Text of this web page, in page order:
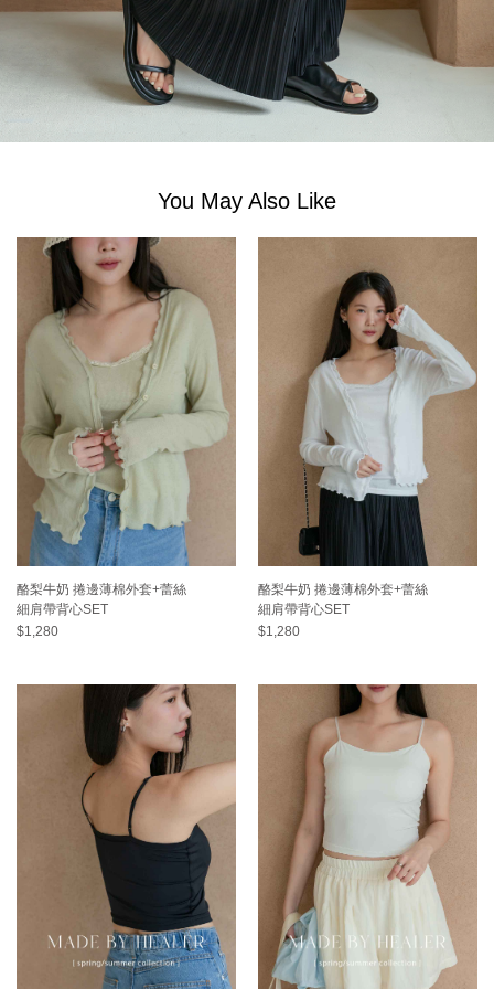
You May Also Like
酪梨牛奶 捲邊薄棉外套+蕾絲
細肩帶背心SET
$1,280
酪梨牛奶 捲邊薄棉外套+蕾絲
細肩帶背心SET
$1,280